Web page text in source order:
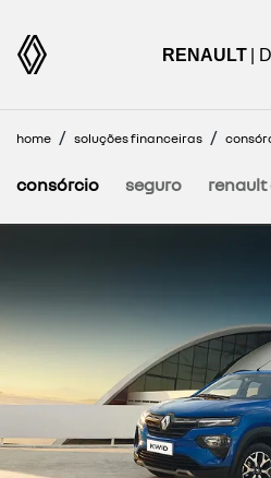
RENAULT |
home soluções financeiras
consórcio seguro renault